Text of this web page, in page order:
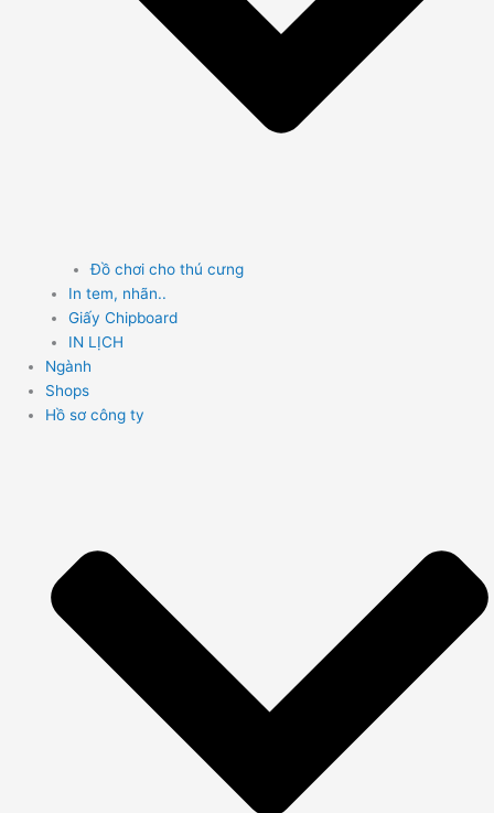
Đồ chơi cho thú cưng
In tem, nhãn..
Giấy Chipboard
IN LỊCH
Ngành
Shops
Hồ sơ công ty